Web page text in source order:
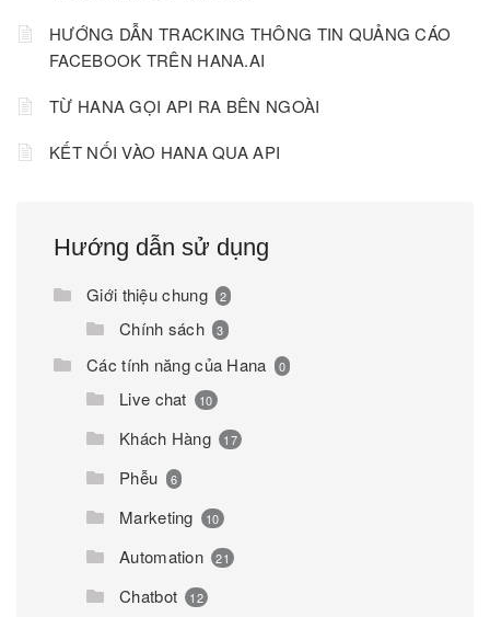
HƯỚNG DẪN TRACKING THÔNG TIN QUẢNG CÁO
FACEBOOK TRÊN HANA.AI
TỪ HANA GỌI API RA BÊN NGOÀI
KẾT NỐI VÀO HANA QUA API
Hướng dẫn sử dụng
Giới thiệu chung 2
Chính sách 3
Các tính năng của Hana 0
Live chat 10
Khách Hàng 17
Phễu 6
Marketing 10
Automation 21
Chatbot 12